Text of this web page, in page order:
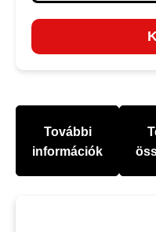
További
információk